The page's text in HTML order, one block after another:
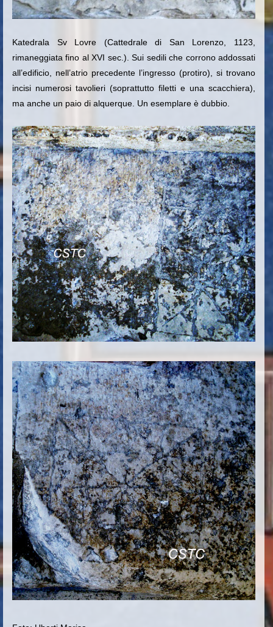
Katedrala Sv Lovre (Cattedrale di San Lorenzo, 1123,
rimaneggiata fino al XVI sec.). Sui sedili che corrono addossati
all’edificio, nell’atrio precedente l’ingresso (protiro), si trovano
incisi numerosi tavolieri (soprattutto filetti e una scacchiera),
ma anche un paio di alquerque. Un esemplare è dubbio.